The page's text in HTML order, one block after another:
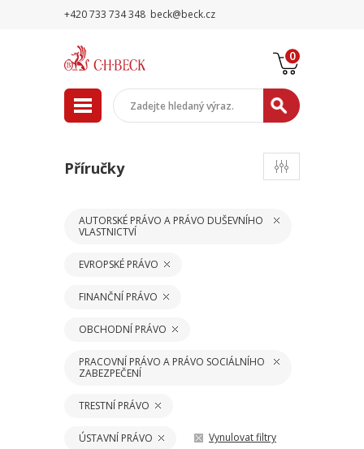
+420 733 734 348 beck@beck.cz
0
Příručky
AUTORSKÉ PRÁVO A PRÁVO DUŠEVNÍHO
VLASTNICTVÍ
EVROPSKÉ PRÁVO
FINANČNÍ PRÁVO
OBCHODNÍ PRÁVO
PRACOVNÍ PRÁVO A PRÁVO SOCIÁLNÍHO
ZABEZPEČENÍ
TRESTNÍ PRÁVO
ÚSTAVNÍ PRÁVO Vynulovat filtry